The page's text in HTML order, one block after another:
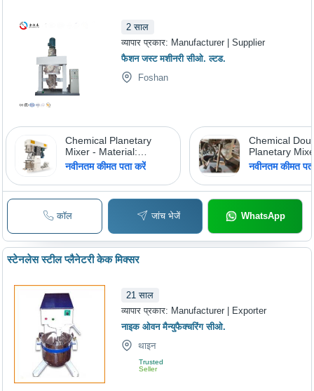
2 साल
व्यापार प्रकार: Manufacturer | Supplier
फैशन जस्ट मशीनरी सीओ. ल्टड.
Foshan
Chemical Planetary
Mixer - Material:
Stainless Steel
नवीनतम कीमत पता करें
Chemical
Planetary
Material:
नवीनतम कीमत
कॉल जांच भेजें WhatsApp
स्टेनलेस स्टील प्लैनेटरी केक मिक्सर
21 साल
व्यापार प्रकार: Manufacturer | Exporter
नाइक ओवन मैन्युफैक्चरिंग सीओ.
थाइन
Trusted
Seller